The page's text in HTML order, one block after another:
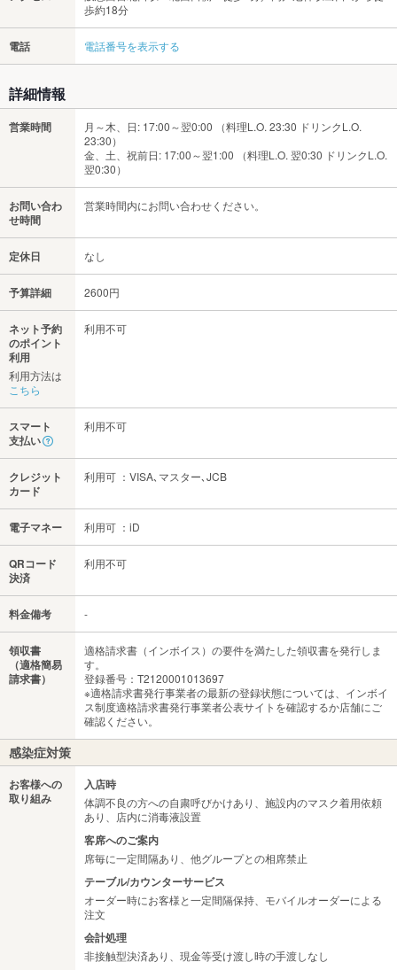
歩約18分
電話 電話番号を表示する
詳細情報
営業時間
月～木、日: 17:00～翌0:00 （料理L.O. 23:30 ドリンクL.O.
23:30）
金、土、祝前日: 17:00～翌1:00 （料理L.O. 翌0:30 ドリンクL.O.
翌0:30）
お問い合わ
せ時間
営業時間内にお問い合わせください。
定休日 なし
予算詳細 2600円
ネット予約
のポイント
利用
利用方法は
こちら
利用不可
スマート
支払い
利用不可
クレジット
カード
利用可 ：VISA､マスター､JCB
電子マネー 利用可 ：iD
QRコード
決済
利用不可
料金備考 -
領収書
（適格簡易
請求書）
適格請求書（インボイス）の要件を満たした領収書を発行しま
す。
登録番号：T2120001013697
※適格請求書発行事業者の最新の登録状態については、インボイ
ス制度適格請求書発行事業者公表サイトを確認するか店舗にご
確認ください。
感染症対策
お客様への
取り組み
入店時
体調不良の方への自粛呼びかけあり、施設内のマスク着用依頼
あり、店内に消毒液設置
客席へのご案内
席毎に一定間隔あり、他グループとの相席禁止
テーブル/カウンターサービス
オーダー時にお客様と一定間隔保持、モバイルオーダーによる
注文
会計処理
非接触型決済あり、現金等受け渡し時の手渡しなし